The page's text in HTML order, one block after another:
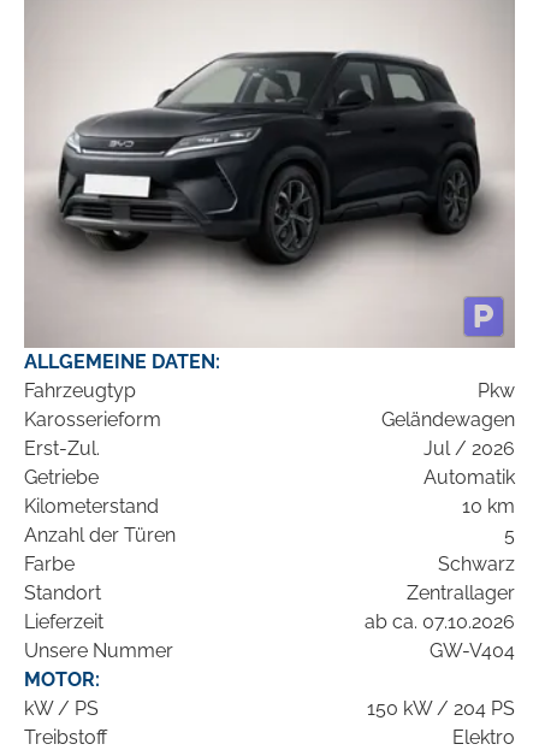
ALLGEMEINE DATEN:
Fahrzeugtyp
Pkw
Karosserieform
Geländewagen
Erst-Zul.
Jul / 2026
Getriebe
Automatik
Kilometerstand
10 km
Anzahl der Türen
5
Farbe
Schwarz
Standort
Zentrallager
Lieferzeit
ab ca. 07.10.2026
Unsere Nummer
GW-V404
MOTOR:
kW / PS
150 kW / 204 PS
Treibstoff
Elektro